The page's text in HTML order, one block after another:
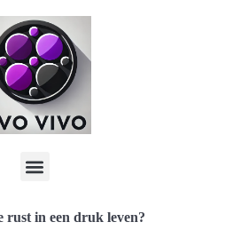
rust in een druk leven?